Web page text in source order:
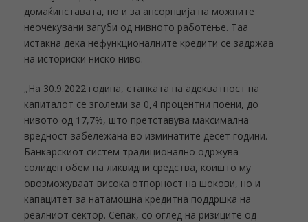
домаќинставата, но и за апсорпција на можните
неочекувани загуби од нивното работење. Таа
истакна дека нефункционалните кредити се задржаа
на историски ниско ниво.
„На 30.9.2022 година, стапката на адекватност на
капиталот се зголеми за 0,4 процентни поени, до
нивото од 17,7%, што претставува максимална
вредност забележана во изминатите десет години.
Банкарскиот систем традиционално одржува
солиден обем на ликвидни средства, коишто му
овозможуваат висока отпорност на шокови, но и
капацитет за натамошна кредитна поддршка на
реалниот сектор. Сепак, со оглед на ризиците од